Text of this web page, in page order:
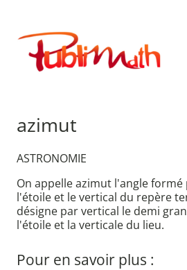
contenu
Publimath
azimut
ASTRONOMIE
On appelle azimut l'angle
l'étoile et le vertical du repère
désigne par vertical le demi
l'étoile et la verticale du lieu.
Pour en savoir plus :